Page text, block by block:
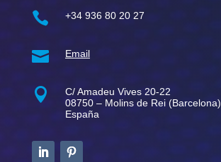
 +34 936 80 20 27
 Email

C/ Amadeu Vives 20-22
08750 – Molins de Rei (Barcelona)
España